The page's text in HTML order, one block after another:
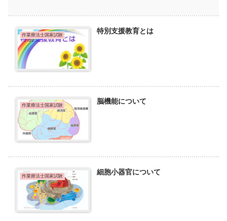
作業療法士国家試験 特別支援教育とは
作業療法士国家試験 脳機能について
作業療法士国家試験 細胞小器官について